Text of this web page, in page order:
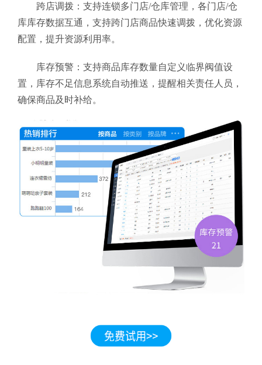
跨店调拨：支持连锁多门店/仓库管理，各门店/仓
库库存数据互通，支持跨门店商品快速调拨，优化资源
配置，提升资源利用率。
库存预警：支持商品库存数量自定义临界阀值设
置，库存不足信息系统自动推送，提醒相关责任人员，
确保商品及时补给。